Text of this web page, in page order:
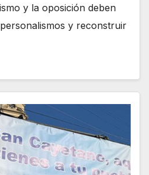
y la oposición deben
y reconstruir